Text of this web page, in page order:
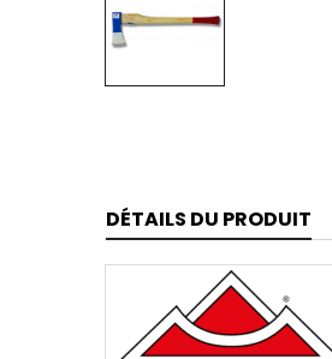
DÉTAILS DU PRODUIT